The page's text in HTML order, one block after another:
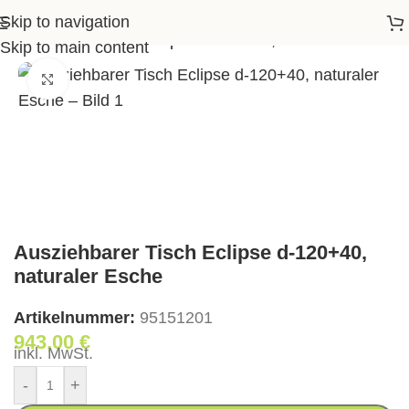
Skip to navigation
Skip to main contentTisch Eclipse d-120+40, naturaler Esche
Klick zum Vergrößern
Ausziehbarer Tisch Eclipse d-120+40,
naturaler Esche
Artikelnummer: 95151201
943,00€
inkl. MwSt.
-
+